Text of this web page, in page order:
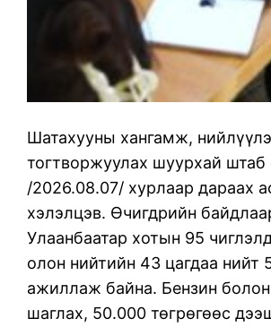
Шатахууны хангамж,
тогтворжуулах шуурхай штаб
/2026.08.07/ хурлаар дараах
хэлэлцэв. Өчигдрийн
Улаанбаатар хотын 95
олон нийтийн 43 цагдаа нийт
ажиллаж байна. Бензин
шаглах, 50.000 төгрөгөөс